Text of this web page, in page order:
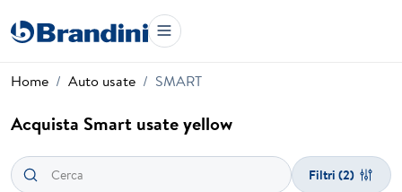
Home Auto usate SMART
Acquista Smart usate yellow
Filtri (2)